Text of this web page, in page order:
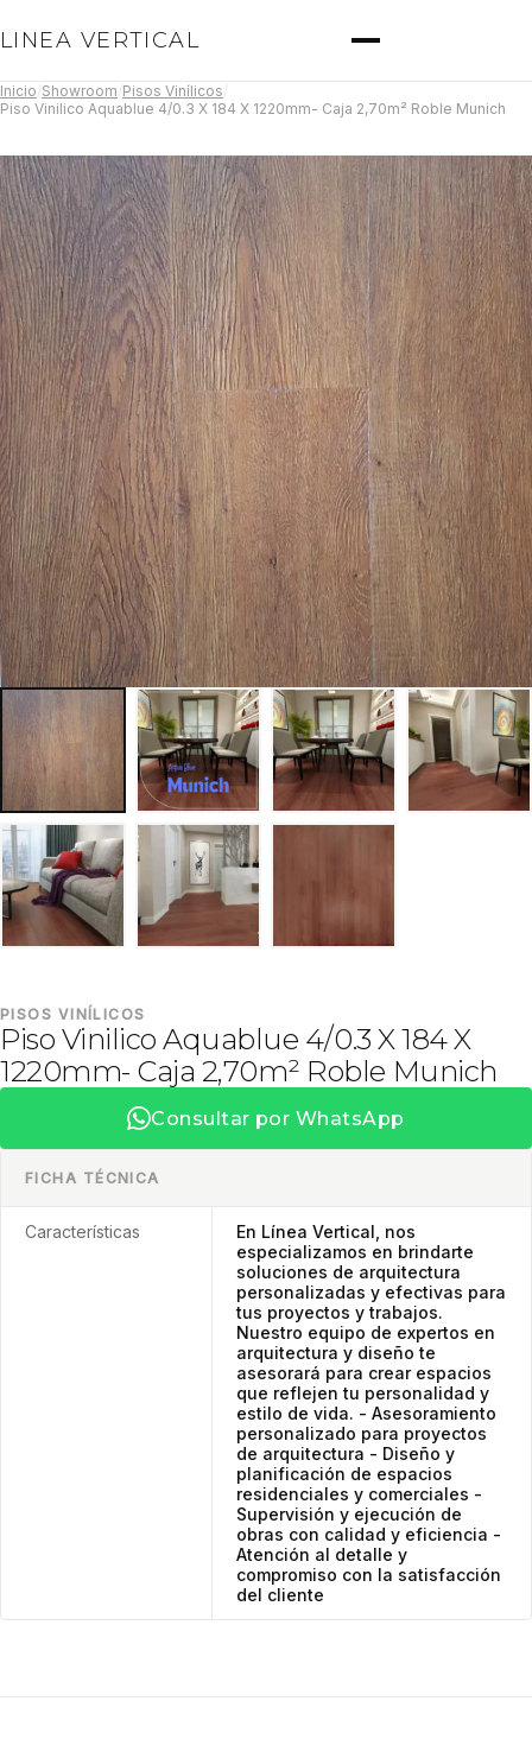
LINEA VERTICAL
Inicio Showroom Pisos Vinílicos
Piso Vinilico Aquablue 4/0.3 X 184 X 1220mm- Caja 2,70m² Roble Munich
PISOS VINÍLICOS
Piso Vinilico Aquablue 4/0.3 X 184 X
1220mm- Caja 2,70m² Roble Munich
Consultar por WhatsApp
FICHA TÉCNICA
Características
En Línea Vertical, nos
especializamos en brindarte
soluciones de arquitectura
personalizadas y efectivas para
tus proyectos y trabajos.
Nuestro equipo de expertos en
arquitectura y diseño te
asesorará para crear espacios
que reflejen tu personalidad y
estilo de vida. - Asesoramiento
personalizado para proyectos
de arquitectura - Diseño y
planificación de espacios
residenciales y comerciales -
Supervisión y ejecución de
obras con calidad y eficiencia -
Atención al detalle y
compromiso con la satisfacción
del cliente